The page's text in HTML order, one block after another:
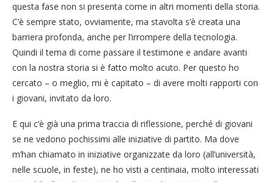
questa fase non si presenta come in altri momenti della storia.
C’è sempre stato, ovviamente, ma stavolta s’è creata una
barriera profonda, anche per l’irrompere della tecnologia.
Quindi il tema di come passare il testimone e andare avanti
con la nostra storia si è fatto molto acuto. Per questo ho
cercato – o meglio, mi è capitato – di avere molti rapporti con
i giovani, invitato da loro.
E qui c’è già una prima traccia di riflessione, perché di giovani
se ne vedono pochissimi alle iniziative di partito. Ma dove
m’han chiamato in iniziative organizzate da loro (all’università,
nelle scuole, in feste), ne ho visti a centinaia, molto interessati